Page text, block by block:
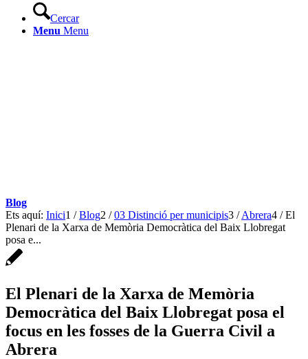
Cercar
Menu Menu
Blog
Ets aquí: Inici1 / Blog2 / 03 Distinció per municipis3 / Abrera4 / El
Plenari de la Xarxa de Memòria Democràtica del Baix Llobregat
posa e...
El Plenari de la Xarxa de Memòria
Democràtica del Baix Llobregat posa el
focus en les fosses de la Guerra Civil a
Abrera